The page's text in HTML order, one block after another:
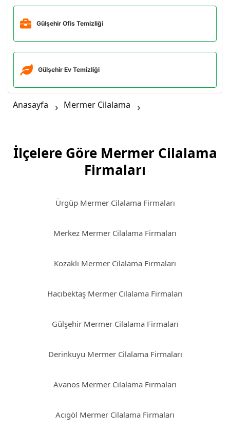
Gülşehir Ofis Temizliği
Gülşehir Ev Temizliği
Anasayfa Mermer Cilalama
İlçelere Göre Mermer Cilalama
Firmaları
Ürgüp Mermer Cilalama Firmaları
Merkez Mermer Cilalama Firmaları
Kozaklı Mermer Cilalama Firmaları
Hacıbektaş Mermer Cilalama Firmaları
Gülşehir Mermer Cilalama Firmaları
Derinkuyu Mermer Cilalama Firmaları
Avanos Mermer Cilalama Firmaları
Acıgöl Mermer Cilalama Firmaları